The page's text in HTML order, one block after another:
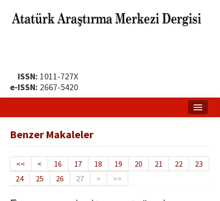
ISSN: 1011-727X
e-ISSN: 2667-5420
Yayın Politikası
Dergi Kurulları
Benzer Makaleler
<< < 16 17 18 19 20 21 22
23
24
25 26 27 > >>